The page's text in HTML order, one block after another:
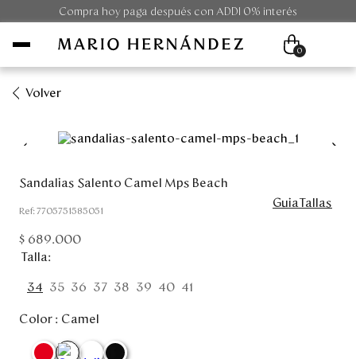
Compra hoy paga después con ADDI 0% interés
Unisex
Viaje
Colecciones
0
Volver
Sandalias Salento Camel Mps Beach
:7705751585051
$ 689.000
GuiaTallas
Talla
34 35 36 37 38 39 40 41
Color : Camel